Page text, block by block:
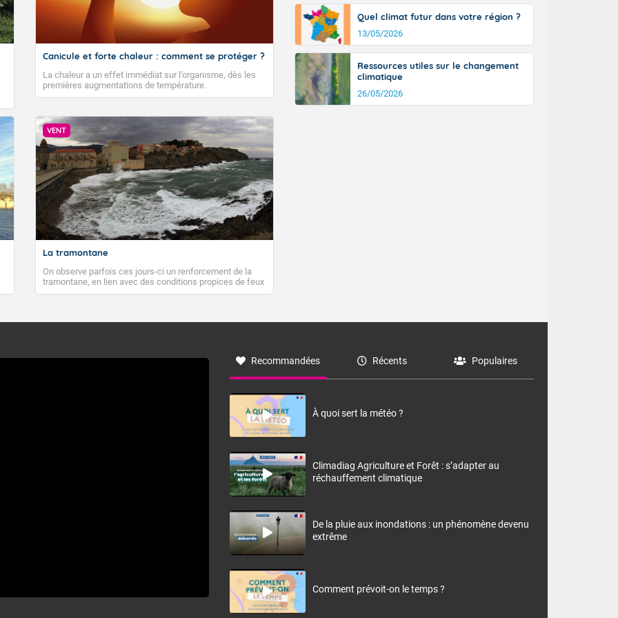
Canicule et forte chaleur : comment se protéger ?
La chaleur a un effet immédiat sur l’organisme, dès les
premières augmentations de température.
VENT
La tramontane
On observe parfois ces jours-ci un renforcement de la
tramontane, en lien avec des conditions propices de feux
de forêt. Mais qu'est-ce que la tramontane ? Quelles sont
à nord-ouest, dans un secteur qui part du Roussillon à la
monts, en allusion aux régions montagneuses d’où
Quel climat futur dans votre région ?
13/05/2026
Ressources utiles sur le changement
climatique
26/05/2026
Recommandées Récents Populaires
À quoi sert la météo ?
Climadiag Agriculture et Forêt : s’adapter au
réchauffement climatique
De la pluie aux inondations : un phénomène devenu
extrême
Comment prévoit-on le temps ?